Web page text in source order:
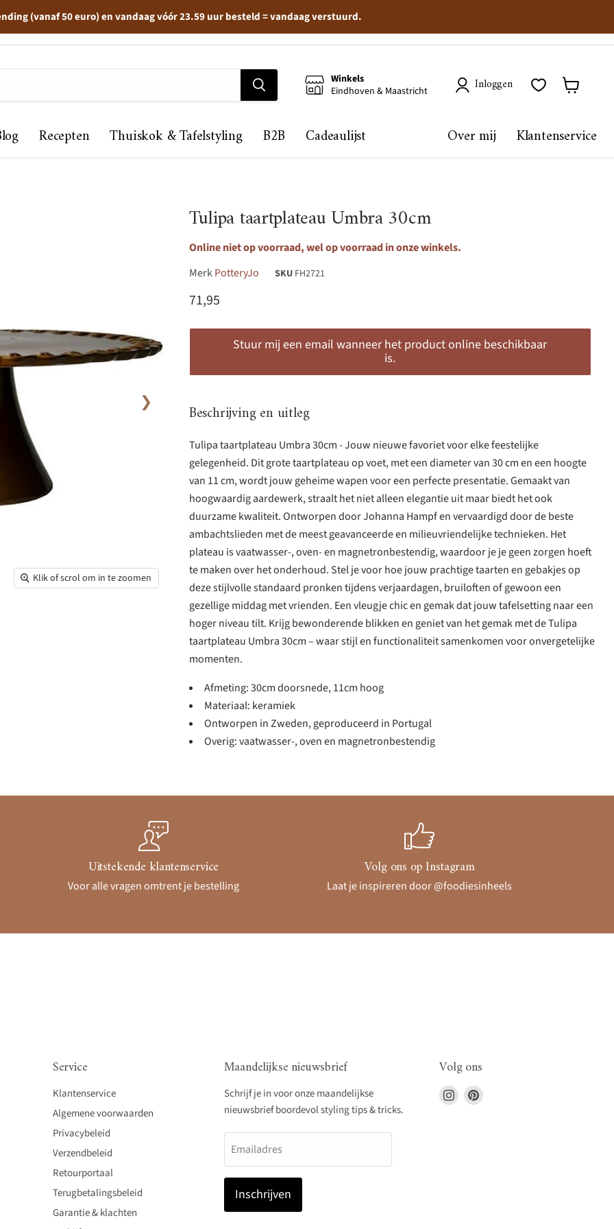
(vanaf 50 euro) en vandaag vóór 23.59 uur besteld = vandaag verstuurd.
Winkels
Eindhoven & Maastricht
Inloggen
Recepten Thuiskok & Tafelstyling B2B Cadeaulijst Over mij Klantenservice
Klik of scrol om in te zoomen
❯
Tulipa taartplateau Umbra 30cm
Online niet op voorraad, wel op voorraad in onze winkels.
MerkPotteryJo SKU FH2721
Huidige prijs
71,95
Stuur mij een email wanneer het product online beschikbaar
is.
Beschrijving en uitleg
Tulipa taartplateau Umbra 30cm - Jouw nieuwe favoriet voor elke feestelijke
gelegenheid. Dit grote taartplateau op voet, met een diameter van 30 cm en een hoogte
van 11 cm, wordt jouw geheime wapen voor een perfecte presentatie. Gemaakt van
hoogwaardig aardewerk, straalt het niet alleen elegantie uit maar biedt het ook
duurzame kwaliteit. Ontworpen door Johanna Hampf en vervaardigd door de beste
ambachtslieden met de meest geavanceerde en milieuvriendelijke technieken. Het
plateau is vaatwasser-, oven- en magnetronbestendig, waardoor je je geen zorgen hoeft
te maken over het onderhoud. Stel je voor hoe jouw prachtige taarten en gebakjes op
deze stijlvolle standaard pronken tijdens verjaardagen, bruiloften of gewoon een
gezellige middag met vrienden. Een vleugje chic en gemak dat jouw tafelsetting naar een
hoger niveau tilt. Krijg bewonderende blikken en geniet van het gemak met de Tulipa
taartplateau Umbra 30cm – waar stijl en functionaliteit samenkomen voor onvergetelijke
momenten.
Afmeting: 30cm doorsnede, 11cm hoog
Materiaal: keramiek
Ontworpen in Zweden, geproduceerd in Portugal
Overig: vaatwasser-, oven en magnetronbestendig
Uitstekende klantenservice
Voor alle vragen omtrent je bestelling
Volg ons op Instagram
Laat je inspireren door @foodiesinheels
Service
Klantenservice
Algemene voorwaarden
Privacybeleid
Verzendbeleid
Retourportaal
Terugbetalingsbeleid
Garantie & klachten
Maandelijkse nieuwsbrief
Schrijf je in voor onze maandelijkse
nieuwsbrief boordevol styling tips & tricks.
Emailadres
Inschrijven
Volg ons
Vind
ons
Vind